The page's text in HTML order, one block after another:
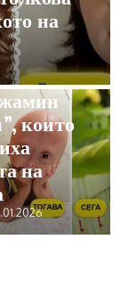
на
се с
които
на